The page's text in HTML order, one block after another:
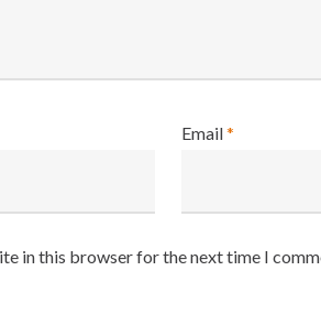
Email*
in this browser for the next time I